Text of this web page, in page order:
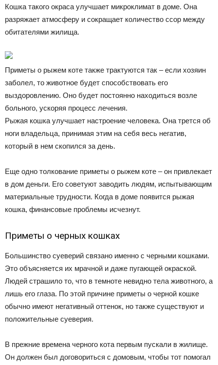
Кошка такого окраса улучшает микроклимат в доме. Она
разряжает атмосферу и сокращает количество ссор между
обитателями жилища.
Приметы о рыжем коте также трактуются так – если хозяин
заболел, то животное будет способствовать его
выздоровлению. Оно будет постоянно находиться возле
больного, ускоряя процесс лечения.
Рыжая кошка улучшает настроение человека. Она трется об
ноги владельца, принимая этим на себя весь негатив,
который в нем скопился за день.
Еще одно толкование приметы о рыжем коте – он привлекает
в дом деньги. Его советуют заводить людям, испытывающим
материальные трудности. Когда в доме появится рыжая
кошка, финансовые проблемы исчезнут.
Приметы о черных кошках
Большинство суеверий связано именно с черными кошками.
Это объясняется их мрачной и даже пугающей окраской.
Людей страшило то, что в темноте невидно тела животного, а
лишь его глаза. По этой причине приметы о черной кошке
обычно имеют негативный оттенок, но также существуют и
положительные суеверия.
В прежние времена черного кота первым пускали в жилище.
Он должен был договориться с домовым, чтобы тот помогал